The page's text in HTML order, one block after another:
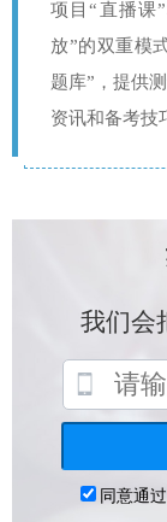
项目“直播课
放”的双重模
题库”，提供
资讯和备考技